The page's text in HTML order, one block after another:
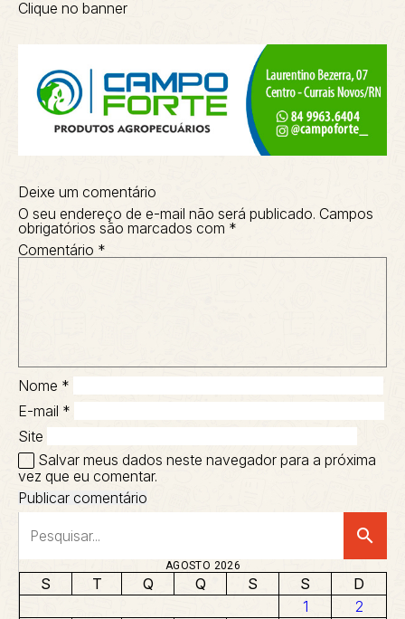
Clique no banner
Deixe um comentário
O seu endereço de e-mail não será publicado. Campos
obrigatórios são marcados com *
Comentário *
Nome *
E-mail *
Site
Salvar meus dados neste navegador para a próxima
vez que eu comentar.
search
AGOSTO 2026
S T Q Q S S
D
1
2